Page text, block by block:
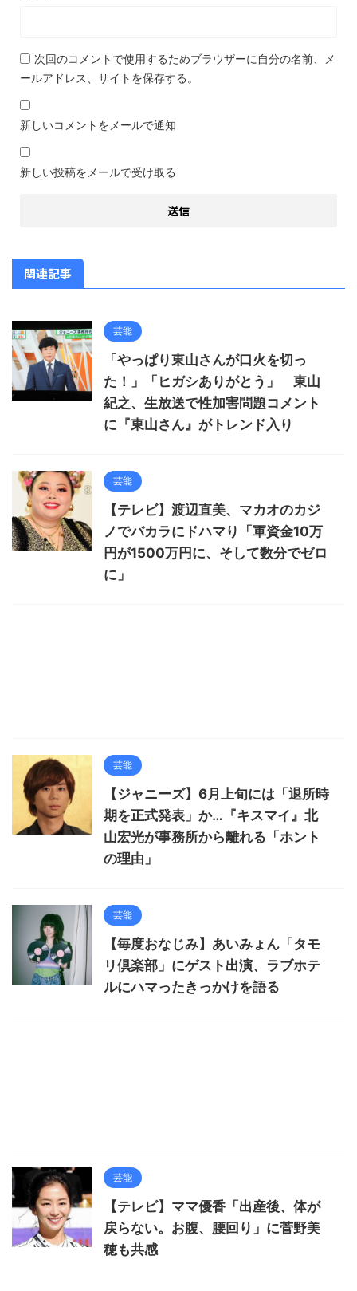
次回のコメントで使用するためブラウザーに自分の名前、メ
ールアドレス、サイトを保存する。
新しいコメントをメールで通知
新しい投稿をメールで受け取る
関連記事
芸能
「やっぱり東山さんが口火を切っ
た！」「ヒガシありがとう」 東山
紀之、生放送で性加害問題コメント
に『東山さん』がトレンド入り
芸能
【テレビ】渡辺直美、マカオのカジ
ノでバカラにドハマり「軍資金10万
円が1500万円に、そして数分でゼロ
に」
芸能
【ジャニーズ】6月上旬には「退所時
期を正式発表」か…『キスマイ』北
山宏光が事務所から離れる「ホント
の理由」
芸能
【毎度おなじみ】あいみょん「タモ
リ倶楽部」にゲスト出演、ラブホテ
ルにハマったきっかけを語る
芸能
【テレビ】ママ優香「出産後、体が
戻らない。お腹、腰回り」に菅野美
穂も共感